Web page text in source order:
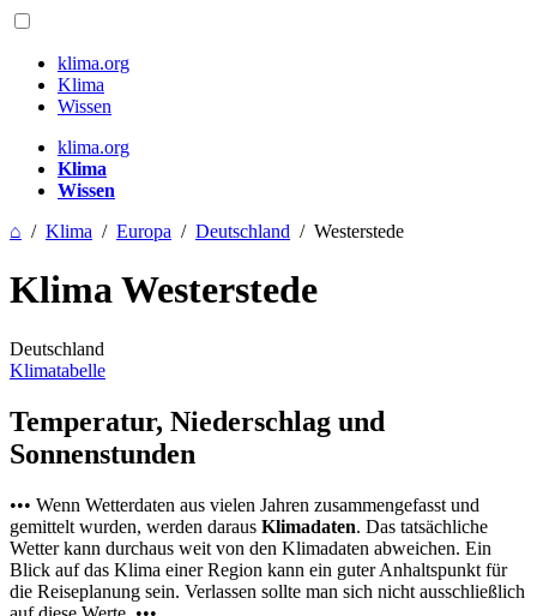
klima.org
Klima
Wissen
klima.org
Klima
Wissen
⌂ / Klima / Europa / Deutschland / Westerstede
Klima Westerstede
Deutschland
Klimatabelle
Temperatur, Niederschlag und
Sonnenstunden
••• Wenn Wetterdaten aus vielen Jahren zusammengefasst und
gemittelt wurden, werden daraus Klimadaten. Das tatsächliche
Wetter kann durchaus weit von den Klimadaten abweichen. Ein
Blick auf das Klima einer Region kann ein guter Anhaltspunkt für
die Reiseplanung sein. Verlassen sollte man sich nicht ausschließlich